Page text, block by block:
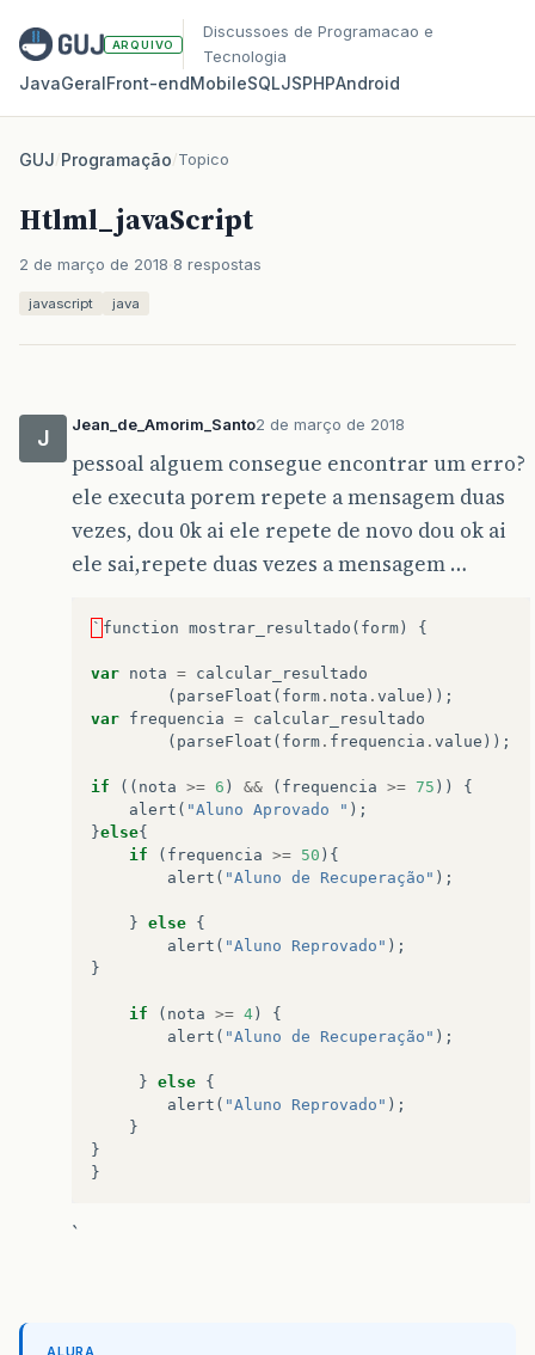
ARQUIVO
Discussoes de Programacao e
Tecnologia
JavaGeralFront‑endMobileSQLJSPHPAndroid
GUJ/Programação/Topico
Htlml_javaScript
2 de março de 2018 8 respostas
javascript java
J
Jean_de_Amorim_Santo2 de março de 2018
pessoal alguem consegue encontrar um erro?
ele executa porem repete a mensagem duas
vezes, dou 0k ai ele repete de novo dou ok ai
ele sai,repete duas vezes a mensagem …
` function mostrar_resultado ( form ) {
var nota = calcular_resultado
( parseFloat ( form . nota . value ));
var frequencia = calcular_resultado
( parseFloat ( form . frequencia . value ));
if (( nota >= 6 ) && ( frequencia >= 75 ))
{
alert ( "Aluno Aprovado " );
}else{
if
( frequencia >= 50 ){
alert ( "Aluno de Recuperação" );
} else {
alert ( "Aluno Reprovado" );
}
if ( nota >= 4 )
{
alert ( "Aluno de Recuperação" );
} else {
alert ( "Aluno Reprovado" );
}
}
}
`